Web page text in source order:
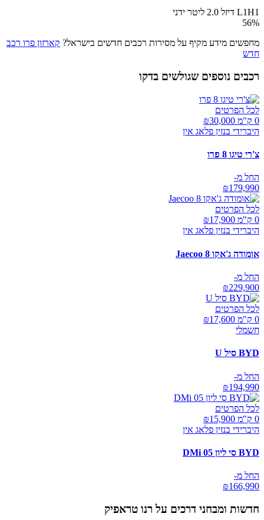
L1H1 דיזל 2.0 ליטר ידני
56%
מחפשים מידע מקיף על מסירות רכבים חדשים בישראל? קארזון פרו רכב
חדש
רכבים נוספים שגולשים בדקו
לכל הפרטים
0 ק"מ ₪
30,000
היברידי בנזין פלאג אין
צ'רי טיגו 8 פרו
החל מ-
₪179,990
לכל הפרטים
0 ק"מ ₪
17,900
היברידי בנזין פלאג אין
אומודה ג'אקו Jaecoo 8
החל מ-
₪229,900
לכל הפרטים
0 ק"מ ₪
17,600
חשמלי
BYD סיל U
החל מ-
₪194,990
לכל הפרטים
0 ק"מ ₪
15,900
היברידי בנזין פלאג אין
BYD סי ליון 05 DMi
החל מ-
₪166,990
חדשות ומבחני דרכים על רנו טראפיק